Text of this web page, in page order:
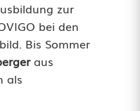
zur
bei den
Bis Sommer
aus
als